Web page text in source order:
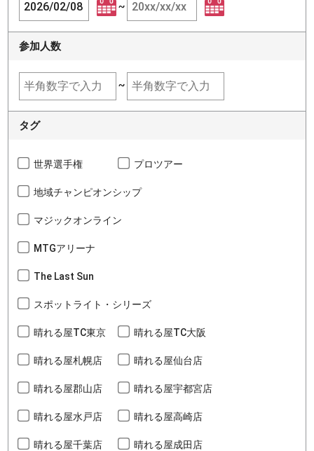
~
参加人数
~
タグ
世界選手権 プロツアー
地域チャンピオンシップ
マジックオンライン
MTGアリーナ
The Last Sun
スポットライト・シリーズ
晴れる屋TC東京 晴れる屋TC大阪
晴れる屋札幌店 晴れる屋仙台店
晴れる屋郡山店 晴れる屋宇都宮店
晴れる屋水戸店 晴れる屋高崎店
晴れる屋千葉店 晴れる屋成田店